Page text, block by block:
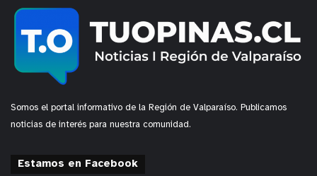
Somos el portal informativo de la Región de Valparaíso. Publicamos
noticias de interés para nuestra comunidad.
Estamos en Facebook